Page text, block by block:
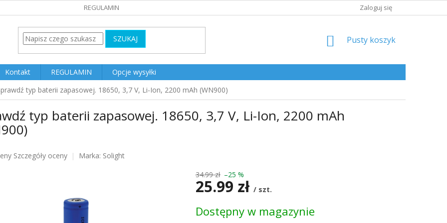
REGULAMIN Zaloguj się
SZUKAJ KOSZYK
Pusty koszyk
Kontakt REGULAMIN
Opcje wysyłki
typ baterii zapasowej. 18650, 3,7 V, Li-Ion, 2200 mAh (WN900)
typ baterii zapasowej. 18650, 3,7 V, Li-Ion, 2200 mAh
Szczegóły oceny Marka: Solight
34.99 zł –25 %
25.99 zł / szt.
jednostkowa:
Dostępny w magazynie